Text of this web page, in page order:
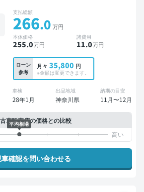
支払総額
266.0 万円
本体価格
255.0万円
諸費用
11.0万円
ローン
参考
月々 35,800 円
※金額は変更できます。
車検
28年1月
出品地域
神奈川県
納期の目安
11月〜12月
車販売店の価格との比較
平均相場
確認を問い合わせる